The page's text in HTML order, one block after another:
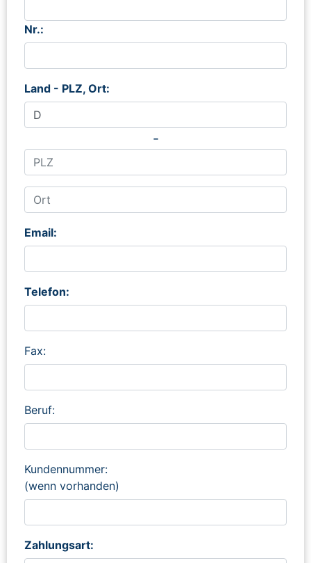
Nr.:
Land - PLZ, Ort:
-
Email:
Telefon:
Fax:
Beruf:
Kundennummer:
(wenn vorhanden)
Zahlungsart: